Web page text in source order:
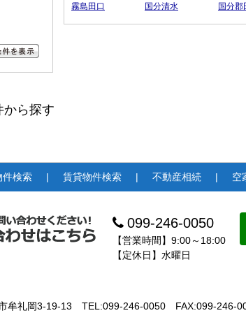
霧島田口 国分清水 国分郡
から探す
件検索 賃貸物件検索 不動産相続 空
099-246-0050
【営業時間】9:00～18:00
【定休日】水曜日
牟礼岡3-19-13 TEL:099-246-0050 FAX:099-246-